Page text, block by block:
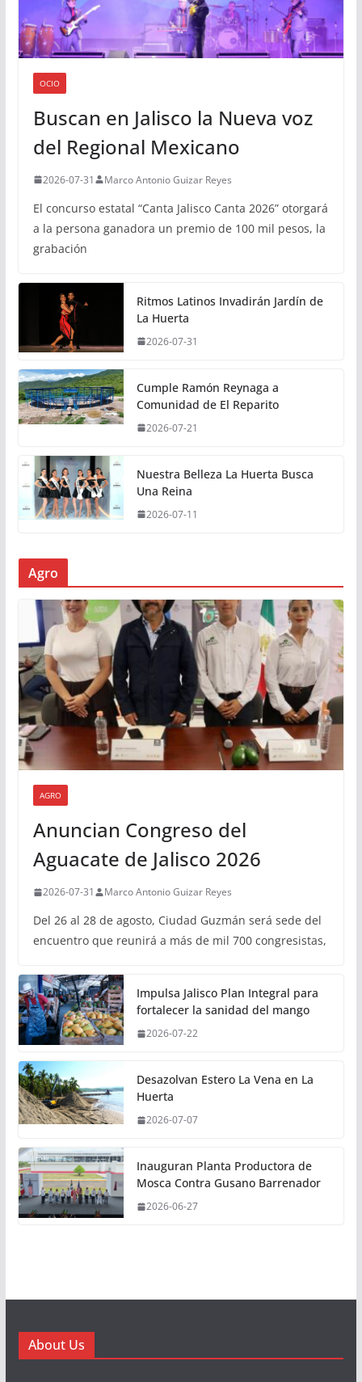
OCIO
Buscan en Jalisco la Nueva voz
del Regional Mexicano
2026-07-31 Marco Antonio Guizar Reyes
El concurso estatal “Canta Jalisco Canta 2026” otorgará
a la persona ganadora un premio de 100 mil pesos, la
grabación
Ritmos Latinos Invadirán Jardín de
La Huerta
2026-07-31
Cumple Ramón Reynaga a
Comunidad de El Reparito
2026-07-21
Nuestra Belleza La Huerta Busca
Una Reina
2026-07-11
Agro
AGRO
Anuncian Congreso del
Aguacate de Jalisco 2026
2026-07-31 Marco Antonio Guizar Reyes
Del 26 al 28 de agosto, Ciudad Guzmán será sede del
encuentro que reunirá a más de mil 700 congresistas,
Impulsa Jalisco Plan Integral para
fortalecer la sanidad del mango
2026-07-22
Desazolvan Estero La Vena en La
Huerta
2026-07-07
Inauguran Planta Productora de
Mosca Contra Gusano Barrenador
2026-06-27
About Us